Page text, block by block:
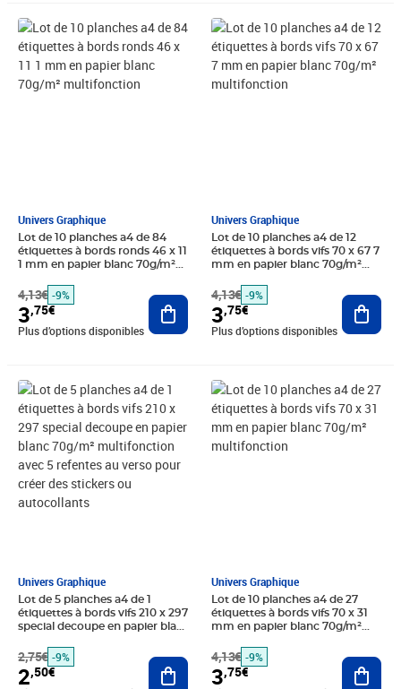
Univers Graphique
Lot de 10 planches a4 de 84
étiquettes à bords ronds 46 x 11
1 mm en papier blanc 70g/m²
4,13€
Prix barré 4,13€
-9%
3,75€
Prix 3,75€
Plus d’options disponibles
Ajouter au panier
Univers Graphique
Lot de 10 planches a4 de 12
étiquettes à bords vifs 70 x 67 7
mm en papier blanc 70g/m²
4,13€
Prix barré 4,13€
-9%
3,75€
Prix 3,75€
Plus d’options disponibles
Univers Graphique
Lot de 5 planches a4 de 1
étiquettes à bords vifs 210 x 297
special decoupe en papier blanc
refentes au verso pour créer
des stickers ou autocollants
2,75€
Prix barré 2,75€
-9%
2,50€
Prix 2,50€
Ajouter au panier
Univers Graphique
Lot de 10 planches a4 de 27
étiquettes à bords vifs 70 x 31
mm en papier blanc 70g/m²
4,13€
Prix barré 4,13€
-9%
3,75€
Prix 3,75€